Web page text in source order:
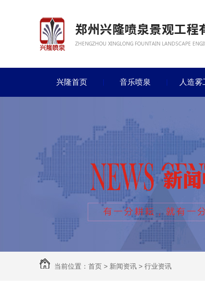
兴隆首页 音乐喷泉 人造雾
当前位置： 首页 > 新闻资讯 > 行业资讯